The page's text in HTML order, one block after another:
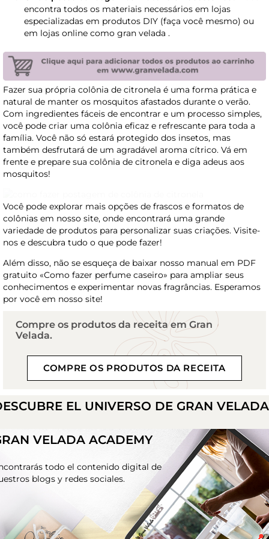
encontra todos os materiais necessários em lojas
especializadas em produtos DIY (faça você mesmo) ou
em lojas online como gran velada .
Fazer sua própria colônia de citronela é uma forma prática e
natural de manter os mosquitos afastados durante o verão.
Com ingredientes fáceis de encontrar e um processo simples,
você pode criar uma colônia eficaz e refrescante para toda a
família. Você não só estará protegido dos insetos, mas
também desfrutará de um agradável aroma cítrico. Vá em
frente e prepare sua colônia de citronela e diga adeus aos
mosquitos!
Você pode explorar mais opções de frascos e formatos de
colônias em nosso site, onde encontrará uma grande
variedade de produtos para personalizar suas criações. Visite-
nos e descubra tudo o que pode fazer!
Além disso, não se esqueça de baixar nosso manual em PDF
gratuito «Como fazer perfume caseiro» para ampliar seus
conhecimentos e experimentar novas fragrâncias. Esperamos
por você em nosso site!
Compre os produtos da receita em Gran
Velada.
COMPRE OS PRODUTOS DA RECEITA
EL UNIVERSO DE GRAN VELADA
VELADA ACADEMY
todo el contenido digital de
blogs y redes sociales.